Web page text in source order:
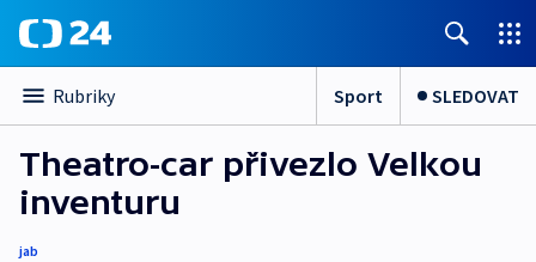
Rubriky Sport SLEDOVAT
Theatro-car přivezlo Velkou
inventuru
jab